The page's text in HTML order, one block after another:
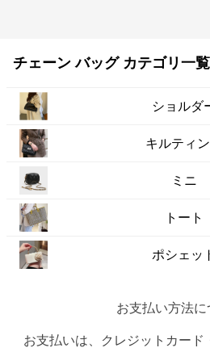
チェーン バッグ カテゴリ一覧
ショルダ
キルティ
ミニ
トート
ポシェッ
お支払い方法に
お支払いは、クレジットカード